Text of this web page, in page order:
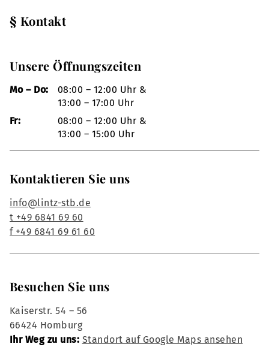
§ Kontakt
Unsere Öffnungszeiten
Mo – Do:
08:00 – 12:00 Uhr &
13:00 – 17:00 Uhr
Fr:
08:00 – 12:00 Uhr &
13:00 – 15:00 Uhr
Kontaktieren Sie uns
info@lintz-stb.de
t +49 6841 69 60
f +49 6841 69 61 60
Besuchen Sie uns
Kaiserstr. 54 – 56
66424 Homburg
Ihr Weg zu uns: Standort auf Google Maps ansehen